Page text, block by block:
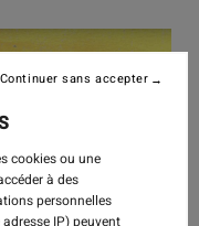
cookies ou une
à des
personnelles
IP) peuvent
Continuer sans accepter